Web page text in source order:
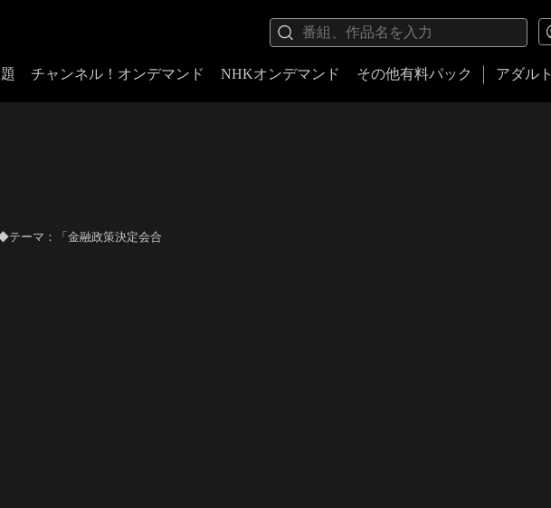
チャンネル！オンデマンド NHKオンデマンド その他有料パック アダルト
テーマ：「金融政策決定会合